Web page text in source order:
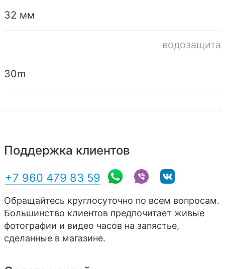
32 мм
водозащита
30m
Поддержка клиентов
+7 960 479 83 59
Обращайтесь круглосуточно по всем вопросам.
Большинство клиентов предпочитает живые
фотографии и видео часов на запястье,
сделанные в магазине.